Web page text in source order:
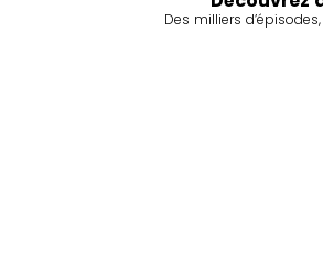
Des milliers